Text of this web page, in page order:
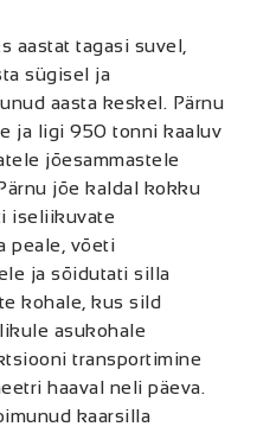
aastat tagasi suvel,
sügisel ja
aasta keskel. Pärnu
ja ligi 950 tonni kaaluv
jõesammastele
jõe kaldal kokku
iseliikuvate
peale, võeti
ja sõidutati silla
kohale, kus sild
asukohale
transportimine
haaval neli päeva.
kaarsilla